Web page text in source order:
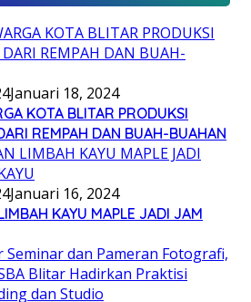
Januari 18, 2024
KOTA BLITAR PRODUKSI
REMPAH DAN BUAH-BUAHAN
Januari 16, 2024
KAYU MAPLE JADI JAM